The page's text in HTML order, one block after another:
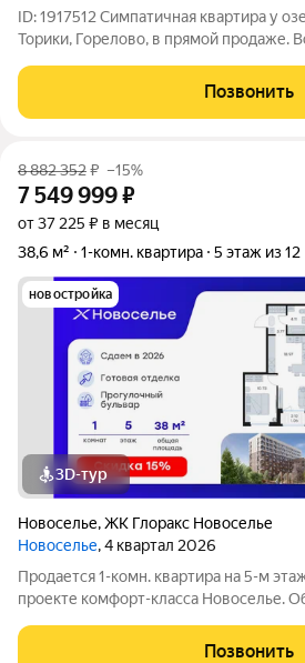
ID: 1917512 Симпатичная квартира у
Торики, Горелово, в прямой продаже.
возможно, она ваша. ЛОКАЦИЯ: - 10
станции "Горелово", 30 минут в
Позвонить
8 882 352₽ –15%
7 549 999₽
от 37 225 ₽ в месяц
38,6 м²
1-комн. квартира 5 этаж из 12
новостройка
3D-тур
Новоселье,ЖК Глоракс Новоселье
Новоселье, 4 квартал 2026
Продается 1-комн. квартира на 5-м
проекте комфорт-класса Новоселье.
жилую и 18,97 кв. м под кухонную
Позвонить